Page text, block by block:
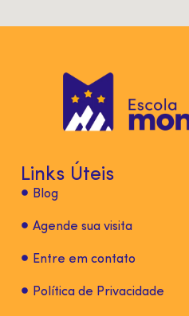
Links Úteis
Blog
Agende sua visita
Entre em contato
Política de Privacidade